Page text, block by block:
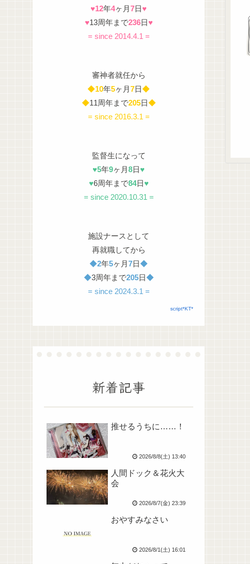
♥12年4ヶ月7日♥
♥13周年まで236日♥
= since 2014.4.1 =
審神者就任から
◆10年5ヶ月7日◆
◆11周年まで205日◆
= since 2016.3.1 =
監督生になって
♥5年9ヶ月8日♥
♥6周年まで84日♥
= since 2020.10.31 =
施設ナースとして
再就職してから
◆2年5ヶ月7日◆
◆3周年まで205日◆
= since 2024.3.1 =
script*KT*
新着記事
推せるうちに……！
2026/8/8(土) 13:40
人間ドック＆花火大
会
2026/8/7(金) 23:39
おやすみなさい
2026/8/1(土) 16:01